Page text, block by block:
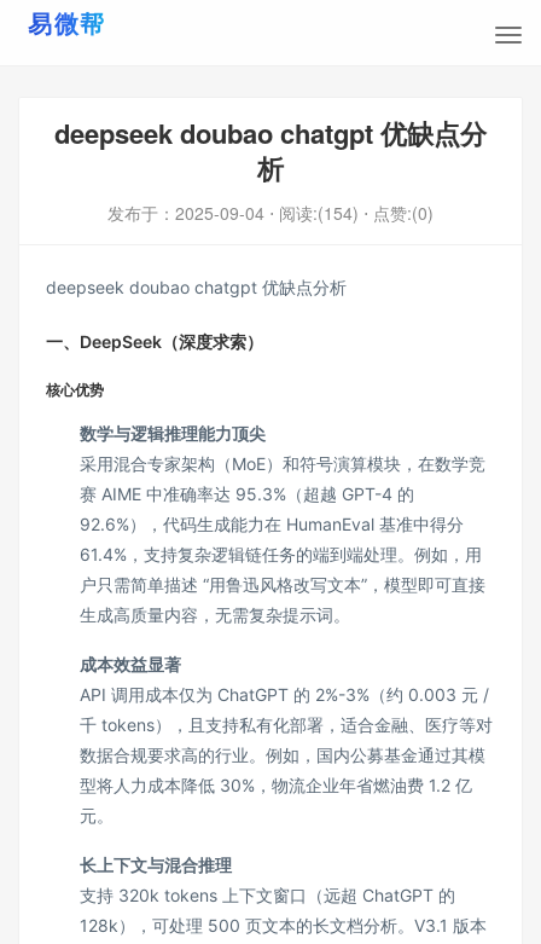
deepseek doubao chatgpt 优缺点分
析
发布于： 2025-09-04 ⋅ 阅读:(154) ⋅ 点赞:(0)
deepseek doubao chatgpt 优缺点分析
一、DeepSeek（深度求索）
核心优势
数学与逻辑推理能力顶尖
采用混合专家架构（MoE）和符号演算模块，在数学竞
赛 AIME 中准确率达 95.3%（超越 GPT-4 的
92.6%），代码生成能力在 HumanEval 基准中得分
61.4%，支持复杂逻辑链任务的端到端处理。例如，用
户只需简单描述 “用鲁迅风格改写文本”，模型即可直接
生成高质量内容，无需复杂提示词。
成本效益显著
API 调用成本仅为 ChatGPT 的 2%-3%（约 0.003 元 /
千 tokens），且支持私有化部署，适合金融、医疗等对
数据合规要求高的行业。例如，国内公募基金通过其模
型将人力成本降低 30%，物流企业年省燃油费 1.2 亿
元。
长上下文与混合推理
支持 320k tokens 上下文窗口（远超 ChatGPT 的
128k），可处理 500 页文本的长文档分析。V3.1 版本